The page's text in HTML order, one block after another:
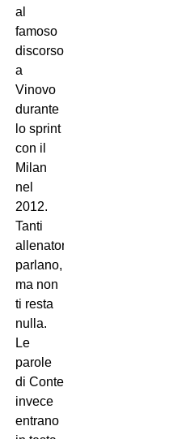
al
famoso
discorso
a
Vinovo
durante
lo sprint
con il
Milan
nel
2012.
Tanti
allenatori
parlano,
ma non
ti resta
nulla.
Le
parole
di Conte
invece
entrano